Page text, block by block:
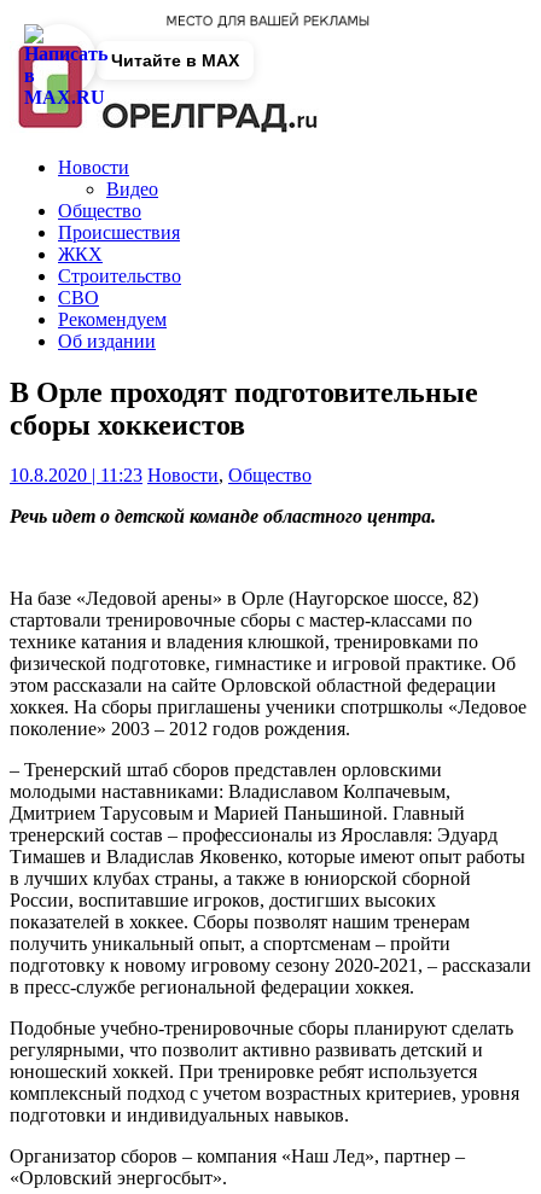
Новости
Видео
Общество
Происшествия
ЖКХ
Строительство
СВО
Рекомендуем
Об издании
В Орле проходят подготовительные
сборы хоккеистов
10.8.2020 | 11:23 Новости, Общество
Речь идет о детской команде областного центра.
На базе «Ледовой арены» в Орле (Наугорское шоссе, 82)
стартовали тренировочные сборы с мастер-классами по
технике катания и владения клюшкой, тренировками по
физической подготовке, гимнастике и игровой практике. Об
этом рассказали на сайте Орловской областной федерации
хоккея. На сборы приглашены ученики спотршколы «Ледовое
поколение» 2003 – 2012 годов рождения.
– Тренерский штаб сборов представлен орловскими
молодыми наставниками: Владиславом Колпачевым,
Дмитрием Тарусовым и Марией Паньшиной. Главный
тренерский состав – профессионалы из Ярославля: Эдуард
Тимашев и Владислав Яковенко, которые имеют опыт работы
в лучших клубах страны, а также в юниорской сборной
России, воспитавшие игроков, достигших высоких
показателей в хоккее. Сборы позволят нашим тренерам
получить уникальный опыт, а спортсменам – пройти
подготовку к новому игровому сезону 2020-2021, – рассказали
в пресс-службе региональной федерации хоккея.
Подобные учебно-тренировочные сборы планируют сделать
регулярными, что позволит активно развивать детский и
юношеский хоккей. При тренировке ребят используется
комплексный подход с учетом возрастных критериев, уровня
подготовки и индивидуальных навыков.
Организатор сборов – компания «Наш Лед», партнер –
«Орловский энергосбыт».
Читайте в MAX